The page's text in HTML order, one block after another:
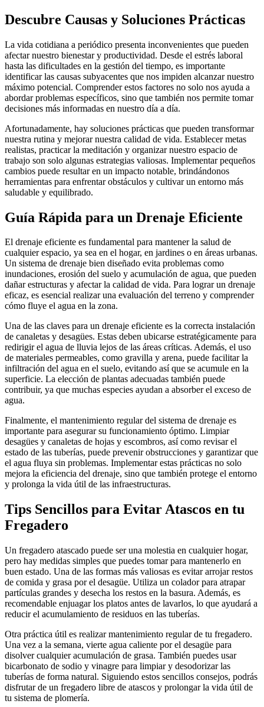
Descubre Causas y Soluciones Prácticas
La vida cotidiana a periódico presenta inconvenientes que pueden
afectar nuestro bienestar y productividad. Desde el estrés laboral
hasta las dificultades en la gestión del tiempo, es importante
identificar las causas subyacentes que nos impiden alcanzar nuestro
máximo potencial. Comprender estos factores no solo nos ayuda a
abordar problemas específicos, sino que también nos permite tomar
decisiones más informadas en nuestro día a día.
Afortunadamente, hay soluciones prácticas que pueden transformar
nuestra rutina y mejorar nuestra calidad de vida. Establecer metas
realistas, practicar la meditación y organizar nuestro espacio de
trabajo son solo algunas estrategias valiosas. Implementar pequeños
cambios puede resultar en un impacto notable, brindándonos
herramientas para enfrentar obstáculos y cultivar un entorno más
saludable y equilibrado.
Guía Rápida para un Drenaje Eficiente
El drenaje eficiente es fundamental para mantener la salud de
cualquier espacio, ya sea en el hogar, en jardines o en áreas urbanas.
Un sistema de drenaje bien diseñado evita problemas como
inundaciones, erosión del suelo y acumulación de agua, que pueden
dañar estructuras y afectar la calidad de vida. Para lograr un drenaje
eficaz, es esencial realizar una evaluación del terreno y comprender
cómo fluye el agua en la zona.
Una de las claves para un drenaje eficiente es la correcta instalación
de canaletas y desagües. Estas deben ubicarse estratégicamente para
redirigir el agua de lluvia lejos de las áreas críticas. Además, el uso
de materiales permeables, como gravilla y arena, puede facilitar la
infiltración del agua en el suelo, evitando así que se acumule en la
superficie. La elección de plantas adecuadas también puede
contribuir, ya que muchas especies ayudan a absorber el exceso de
agua.
Finalmente, el mantenimiento regular del sistema de drenaje es
importante para asegurar su funcionamiento óptimo. Limpiar
desagües y canaletas de hojas y escombros, así como revisar el
estado de las tuberías, puede prevenir obstrucciones y garantizar que
el agua fluya sin problemas. Implementar estas prácticas no solo
mejora la eficiencia del drenaje, sino que también protege el entorno
y prolonga la vida útil de las infraestructuras.
Tips Sencillos para Evitar Atascos en tu
Fregadero
Un fregadero atascado puede ser una molestia en cualquier hogar,
pero hay medidas simples que puedes tomar para mantenerlo en
buen estado. Una de las formas más valiosas es evitar arrojar restos
de comida y grasa por el desagüe. Utiliza un colador para atrapar
partículas grandes y desecha los restos en la basura. Además, es
recomendable enjuagar los platos antes de lavarlos, lo que ayudará a
reducir el acumulamiento de residuos en las tuberías.
Otra práctica útil es realizar mantenimiento regular de tu fregadero.
Una vez a la semana, vierte agua caliente por el desagüe para
disolver cualquier acumulación de grasa. También puedes usar
bicarbonato de sodio y vinagre para limpiar y desodorizar las
tuberías de forma natural. Siguiendo estos sencillos consejos, podrás
disfrutar de un fregadero libre de atascos y prolongar la vida útil de
tu sistema de plomería.